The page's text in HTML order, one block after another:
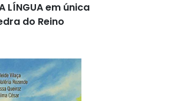
LÍNGUA em única
do Reino